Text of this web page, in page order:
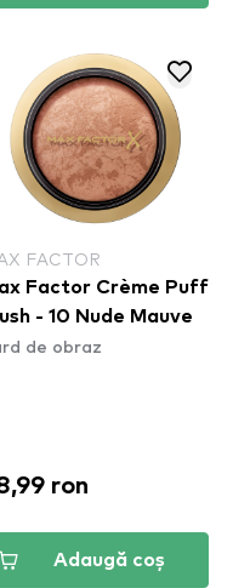
FACTOR
Factor Crème Puff
- 10 Nude Mauve
de obraz
ron
Adaugă coș